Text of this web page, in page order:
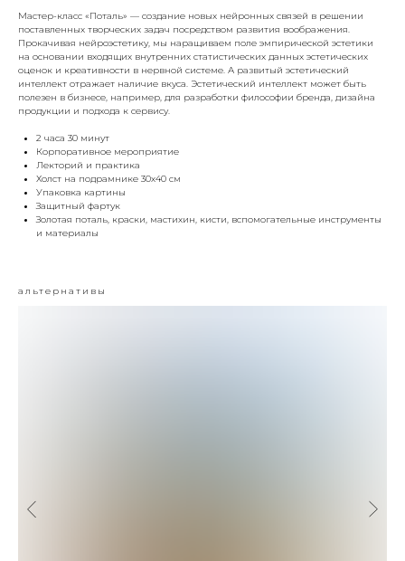
Мастер-класс «Поталь» — создание новых нейронных связей в решении
поставленных творческих задач посредством развития воображения.
Прокачивая нейроэстетику, мы наращиваем поле эмпирической эстетики
на основании входящих внутренних статистических данных эстетических
оценок и креативности в нервной системе. А развитый эстетический
интеллект отражает наличие вкуса. Эстетический интеллект может быть
полезен в бизнесе, например, для разработки философии бренда, дизайна
продукции и подхода к сервису.
2 часа 30 минут
Корпоративное мероприятие
Лекторий и практика
Холст на подрамнике 30х40 см
Упаковка картины
Защитный фартук
Золотая поталь, краски, мастихин, кисти, вспомогательные инструменты
и материалы
альтернативы